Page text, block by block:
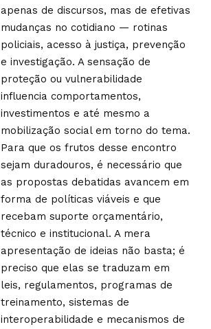
apenas de discursos, mas de efetivas
mudanças no cotidiano — rotinas
policiais, acesso à justiça, prevenção
e investigação. A sensação de
proteção ou vulnerabilidade
influencia comportamentos,
investimentos e até mesmo a
mobilização social em torno do tema.
Para que os frutos desse encontro
sejam duradouros, é necessário que
as propostas debatidas avancem em
forma de políticas viáveis e que
recebam suporte orçamentário,
técnico e institucional. A mera
apresentação de ideias não basta; é
preciso que elas se traduzam em
leis, regulamentos, programas de
treinamento, sistemas de
interoperabilidade e mecanismos de